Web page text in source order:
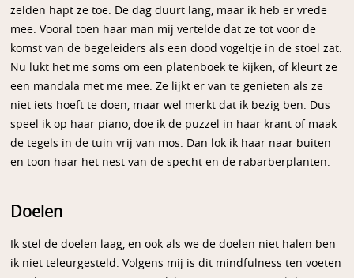
zelden hapt ze toe. De dag duurt lang, maar ik heb er vrede
mee. Vooral toen haar man mij vertelde dat ze tot voor de
komst van de begeleiders als een dood vogeltje in de stoel zat.
Nu lukt het me soms om een platenboek te kijken, of kleurt ze
een mandala met me mee. Ze lijkt er van te genieten als ze
niet iets hoeft te doen, maar wel merkt dat ik bezig ben. Dus
speel ik op haar piano, doe ik de puzzel in haar krant of maak
de tegels in de tuin vrij van mos. Dan lok ik haar naar buiten
en toon haar het nest van de specht en de rabarberplanten.
Doelen
Ik stel de doelen laag, en ook als we de doelen niet halen ben
ik niet teleurgesteld. Volgens mij is dit mindfulness ten voeten